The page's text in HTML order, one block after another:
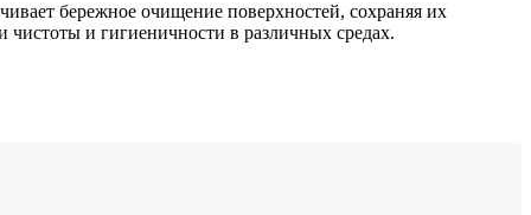
бережное очищение поверхностей, сохраняя их
и гигиеничности в различных средах.